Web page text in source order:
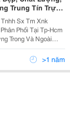
Trung Tín Trực
Sx Tm Xnk
Phối Tại Tp-Hcm
Trong Và Ngoài
Xuất, Sản Phẩm Ghế
>1 năm